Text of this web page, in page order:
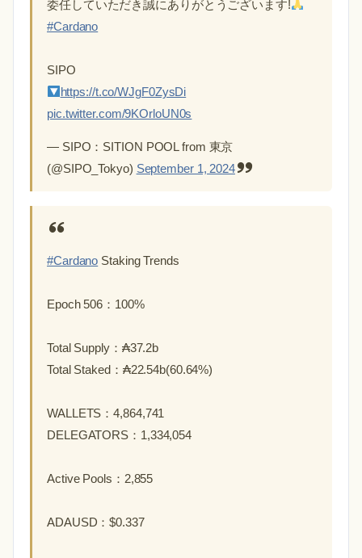
委任していただき誠にありがとうございます!
#Cardano
SIPO
https://t.co/WJgF0ZysDi
pic.twitter.com/9KOrloUN0s
— SIPO：SITION POOL from 東京
(@SIPO_Tokyo) September 1, 2024
#Cardano Staking Trends
Epoch 506：100%
Total Supply：₳37.2b
Total Staked：₳22.54b(60.64%)
WALLETS：4,864,741
DELEGATORS：1,334,054
Active Pools：2,855
ADAUSD：$0.337